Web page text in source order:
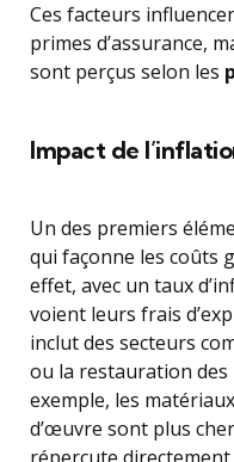
Ces facteurs
primes d’assurance,
sont perçus selon les
Impact de
Un des premiers
qui façonne les coûts
effet, avec un taux
voient leurs frais
inclut des secteurs
ou la restauration
exemple, les
d’œuvre sont plus